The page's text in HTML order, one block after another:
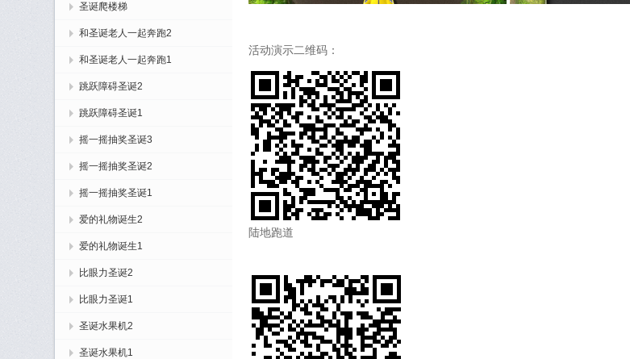
圣诞爬楼梯
和圣诞老人一起奔跑2
和圣诞老人一起奔跑1
跳跃障碍圣诞2
跳跃障碍圣诞1
摇一摇抽奖圣诞3
摇一摇抽奖圣诞2
摇一摇抽奖圣诞1
爱的礼物诞生2
爱的礼物诞生1
比眼力圣诞2
比眼力圣诞1
圣诞水果机2
圣诞水果机1
活动演示二维码：
陆地跑道